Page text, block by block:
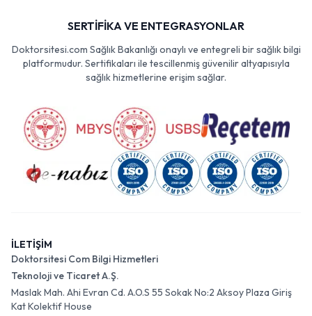
SERTİFİKA VE ENTEGRASYONLAR
Doktorsitesi.com Sağlık Bakanlığı onaylı ve entegreli bir sağlık bilgi
platformudur. Sertifikaları ile tescillenmiş güvenilir altyapısıyla
sağlık hizmetlerine erişim sağlar.
İLETİŞİM
Doktorsitesi Com Bilgi Hizmetleri
Teknoloji ve Ticaret A.Ş.
Maslak Mah. Ahi Evran Cd. A.O.S 55 Sokak No:2 Aksoy Plaza Giriş
Kat Kolektif House